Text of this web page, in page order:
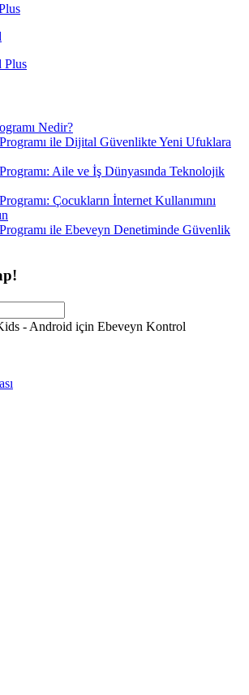
Plus
Nedir?
ile Dijital Güvenlikte Yeni Ufuklara
Aile ve İş Dünyasında Teknolojik
Çocukların İnternet Kullanımını
ile Ebeveyn Denetiminde Güvenlik
- Android için Ebeveyn Kontrol